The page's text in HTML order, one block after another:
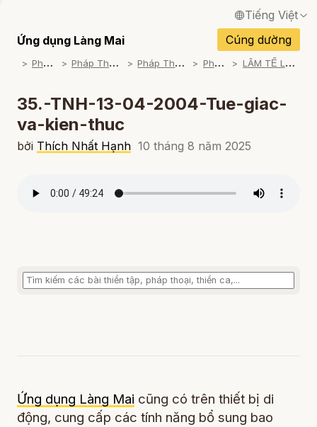
Tiếng Việt
English / Tiếng Anh
Français / Tiếng Pháp
Español / Tiếng Tây Ban Nha
Italiano / Tiếng Ý
Ứng dụng Làng Mai
Cúng dường
P
háp Thoại P
háp Thoại Thiền Sư Thích Nhất Hạnh P
háp Thoại Theo Bộ An Cư Kiết Đông P
háp Thoại Mp3 L
ÂM TẾ LỤC - NGƯỜI VÔ SỰ (2003-2004)
35.-TNH-13-04-2004-Tue-giac-
va-kien-thuc
bởi Thích Nhất Hạnh 10 tháng 8 năm 2025
Ứng dụng Làng Mai cũng có trên thiết bị di
động, cung cấp các tính năng bổ sung bao